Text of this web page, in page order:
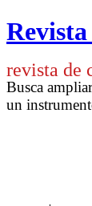
revista de
Busca
un